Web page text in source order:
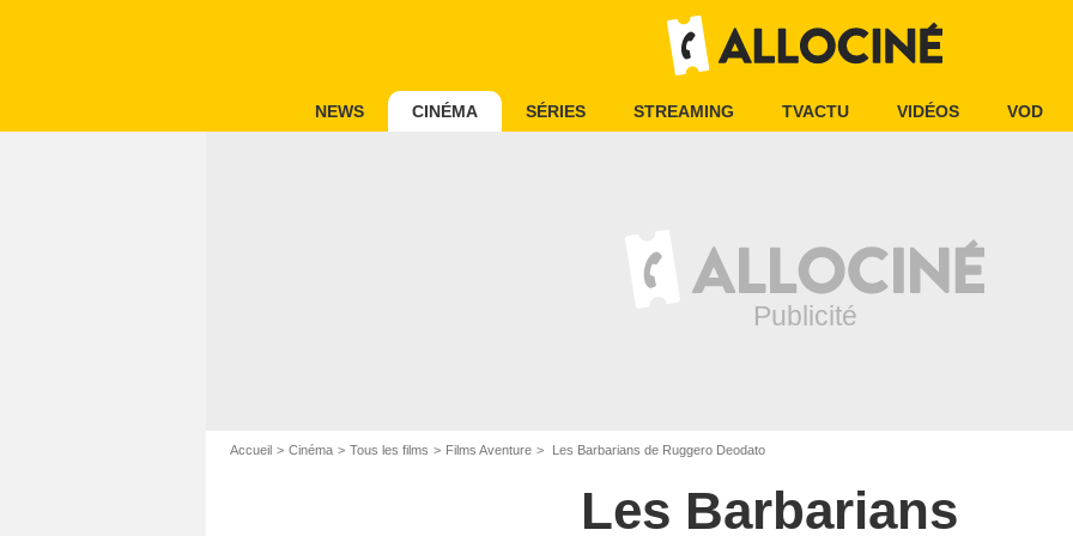
NEWS CINÉMA SÉRIES STREAMING TVACTU VIDÉOS VOD
Accueil Cinéma Tous les films Films Aventure Les Barbarians de Ruggero Deodato
Les Barbarians